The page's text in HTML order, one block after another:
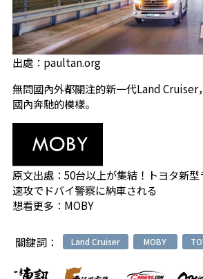
出處：paultan.org
無問國內外都關注的新一代Land Cruiser
國內奔馳的模樣。
原文出處： 50台以上が集結！トヨタ新
速攻でドバイ警察に納車される
想看更多： MOBY
關鍵詞： Land Cruiser MOBY